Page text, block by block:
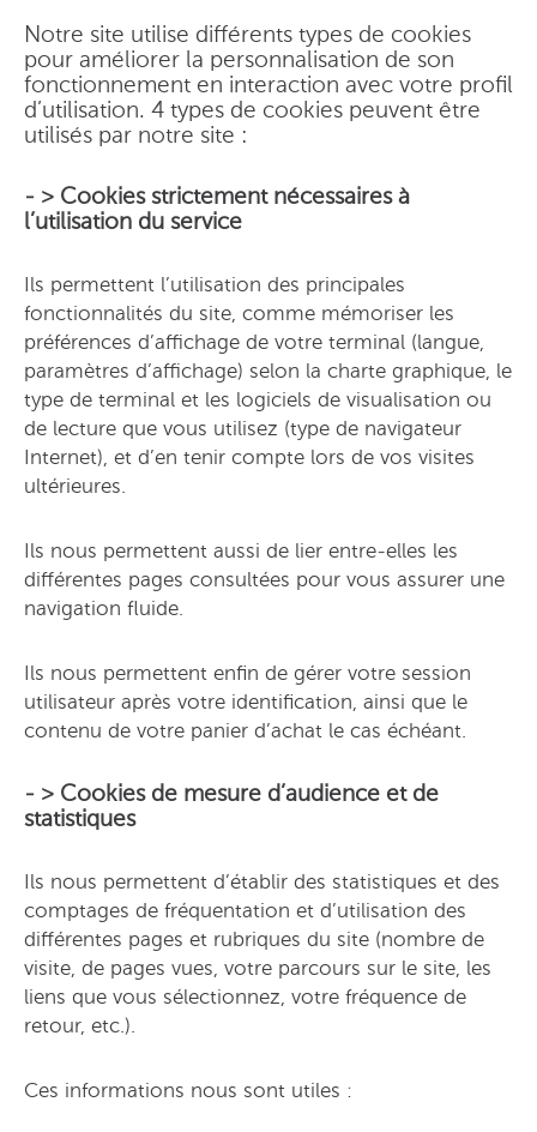
Notre site utilise différents types de cookies
pour améliorer la personnalisation de son
fonctionnement en interaction avec votre profil
d’utilisation. 4 types de cookies peuvent être
utilisés par notre site :
- > Cookies strictement nécessaires à
l’utilisation du service
Ils permettent l’utilisation des principales
fonctionnalités du site, comme mémoriser les
préférences d’affichage de votre terminal (langue,
paramètres d’affichage) selon la charte graphique, le
type de terminal et les logiciels de visualisation ou
de lecture que vous utilisez (type de navigateur
Internet), et d’en tenir compte lors de vos visites
ultérieures.
Ils nous permettent aussi de lier entre-elles les
différentes pages consultées pour vous assurer une
navigation fluide.
Ils nous permettent enfin de gérer votre session
utilisateur après votre identification, ainsi que le
contenu de votre panier d’achat le cas échéant.
- > Cookies de mesure d’audience et de
statistiques
Ils nous permettent d’établir des statistiques et des
comptages de fréquentation et d’utilisation des
différentes pages et rubriques du site (nombre de
visite, de pages vues, votre parcours sur le site, les
liens que vous sélectionnez, votre fréquence de
retour, etc.).
Ces informations nous sont utiles :